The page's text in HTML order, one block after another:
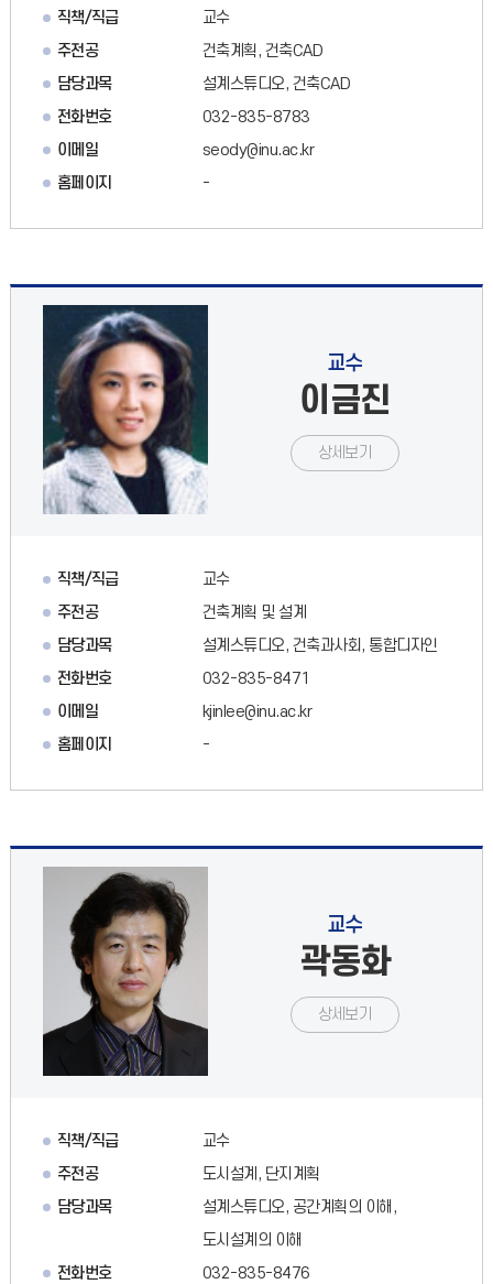
직책/직급
교수
주전공
건축계획, 건축CAD
담당과목
설계스튜디오, 건축CAD
전화번호
032-835-8783
이메일
seody@inu.ac.kr
홈페이지
-
교수
이금진
상세보기
직책/직급
교수
주전공
건축계획 및 설계
담당과목
설계스튜디오, 건축과사회, 통합디자인
전화번호
032-835-8471
이메일
kjinlee@inu.ac.kr
홈페이지
-
교수
곽동화
상세보기
직책/직급
교수
주전공
도시설계, 단지계획
담당과목
설계스튜디오, 공간계획의 이해,
도시설계의 이해
전화번호
032-835-8476